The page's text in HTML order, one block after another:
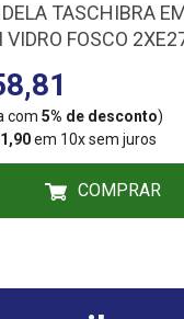
TASCHIBRA
VIDRO FOSCO
DER/01
com 5% de desconto)
em 10x sem juros
COMPRAR